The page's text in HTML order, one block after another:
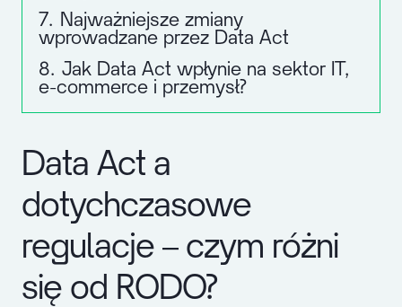
7. Najważniejsze zmiany
wprowadzane przez Data Act
8. Jak Data Act wpłynie na sektor IT,
e-commerce i przemysł?
Data Act a
dotychczasowe
regulacje – czym różni
się od RODO?